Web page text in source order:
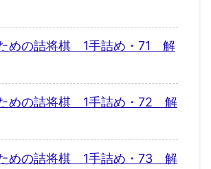
めの詰将棋 1手詰め・71 解
めの詰将棋 1手詰め・72 解
めの詰将棋 1手詰め・73 解